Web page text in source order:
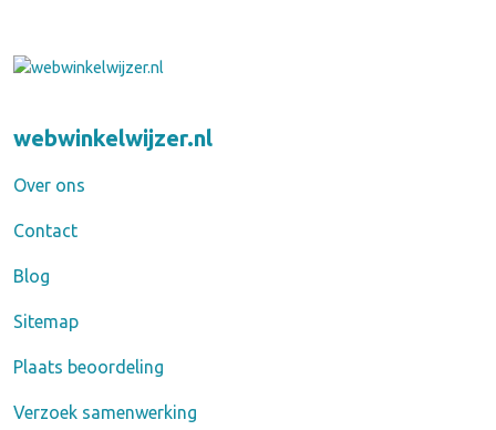
webwinkelwijzer.nl
Over ons
Contact
Blog
Sitemap
Plaats beoordeling
Verzoek samenwerking